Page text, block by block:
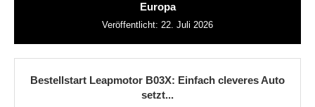
Europa
Veröffentlicht: 22. Juli 2026
Bestellstart Leapmotor B03X: Einfach cleveres Auto
setzt...